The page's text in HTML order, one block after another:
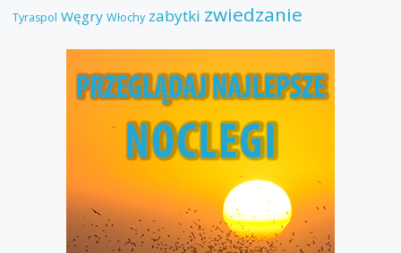
Tyraspol Węgry Włochy zabytki zwiedzanie